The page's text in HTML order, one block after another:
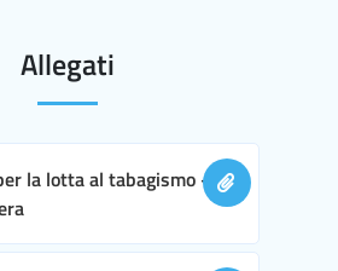
Allegati
la lotta al tabagismo -